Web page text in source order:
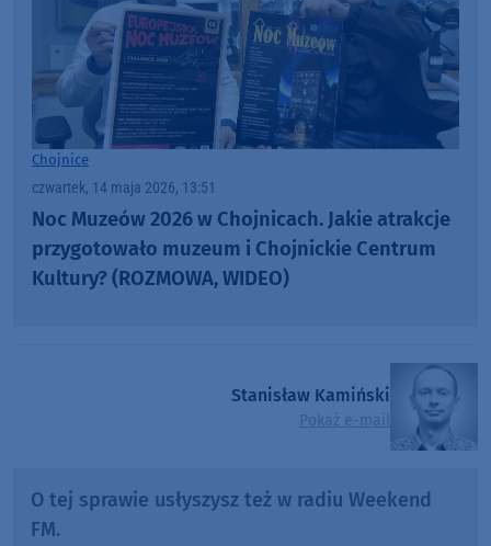
Chojnice
czwartek, 14 maja 2026, 13:51
Noc Muzeów 2026 w Chojnicach. Jakie atrakcje
przygotowało muzeum i Chojnickie Centrum
Kultury? (ROZMOWA, WIDEO)
Stanisław Kamiński
Pokaż e-mail
O tej sprawie usłyszysz też w radiu Weekend
FM.